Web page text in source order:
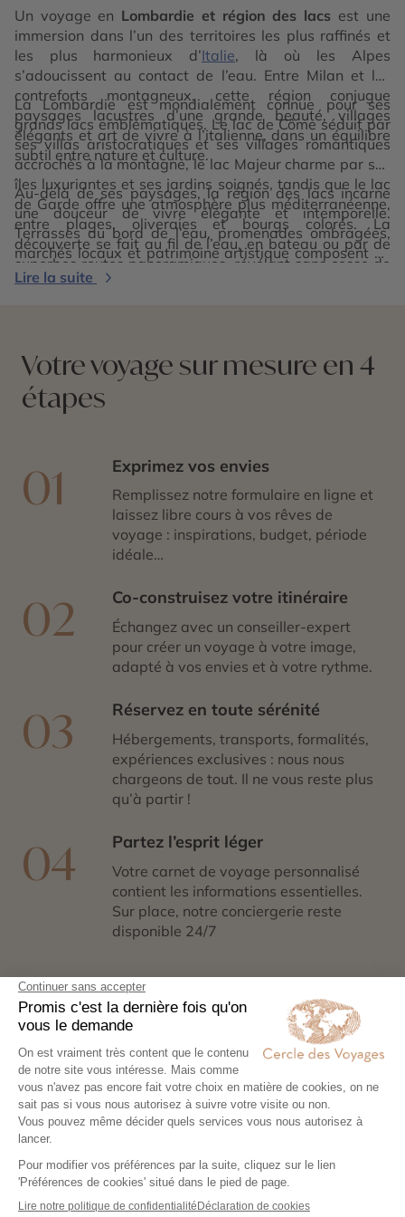
Un voyage en Lombardie et région des lacs est une
immersion dans l’un des territoires les plus raffinés et
les plus harmonieux d’Italie, là où les Alpes
s’adoucissent au contact de l’eau. Entre Milan et les
contreforts montagneux, cette région conjugue
paysages lacustres d’une grande beauté, villages
élégants et art de vivre à l’italienne, dans un équilibre
subtil entre nature et culture.
La Lombardie est mondialement connue pour ses
grands lacs emblématiques. Le lac de Côme séduit par
ses villas aristocratiques et ses villages romantiques
accrochés à la montagne, le lac Majeur charme par ses
îles luxuriantes et ses jardins soignés, tandis que le lac
de Garde offre une atmosphère plus méditerranéenne,
entre plages, oliveraies et bourgs colorés. La
découverte se fait au fil de l’eau, en bateau ou par de
superbes routes panoramiques, révélant sans cesse de
nouvelles perspectives.
Au-delà de ses paysages, la région des lacs incarne
une douceur de vivre élégante et intemporelle.
Terrasses au bord de l’eau, promenades ombragées,
marchés locaux et patrimoine artistique composent un
décor propice à la contemplation. Explorer la
d’exception, où chaque instant invite à savourer la
beauté et l’équilibre des lieux.
Lire la suite
Votre voyage sur mesure en 4
étapes
01 Exprimez vos envies
Remplissez notre formulaire en ligne et
laissez libre cours à vos rêves de
voyage : inspirations, budget, période
idéale…
02 Co-construisez votre itinéraire
Échangez avec un conseiller-expert
pour créer un voyage à votre image,
adapté à vos envies et à votre rythme.
03 Réservez en toute sérénité
Hébergements, transports, formalités,
expériences exclusives : nous nous
chargeons de tout. Il ne vous reste plus
qu’à partir !
04 Partez l’esprit léger
Votre carnet de voyage personnalisé
contient les informations essentielles.
Sur place, notre conciergerie reste
disponible 24/7
Demander un devis
Ces destinations pourraient
aussi vous plaire